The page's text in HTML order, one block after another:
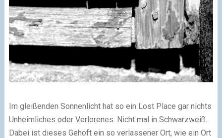
Im gleißenden Sonnenlicht hat so ein Lost Place gar nichts
Unheimliches oder Verlorenes. Nicht mal in Schwarzweiß.
Dabei ist dieses Gehöft ein so verlassener Ort, wie ein Ort